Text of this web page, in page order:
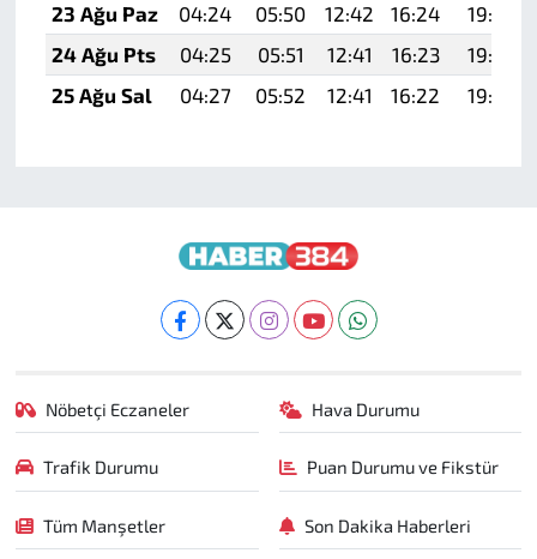
23 Ağu Paz
04:24 05:50 12:42 16:24
19:23
24 Ağu Pts
04:25 05:51 12:41 16:23
19:22
25 Ağu Sal
04:27 05:52 12:41 16:22 19:20
Nöbetçi Eczaneler Hava Durumu
Trafik Durumu Puan Durumu ve Fikstür
Tüm Manşetler Son Dakika Haberleri